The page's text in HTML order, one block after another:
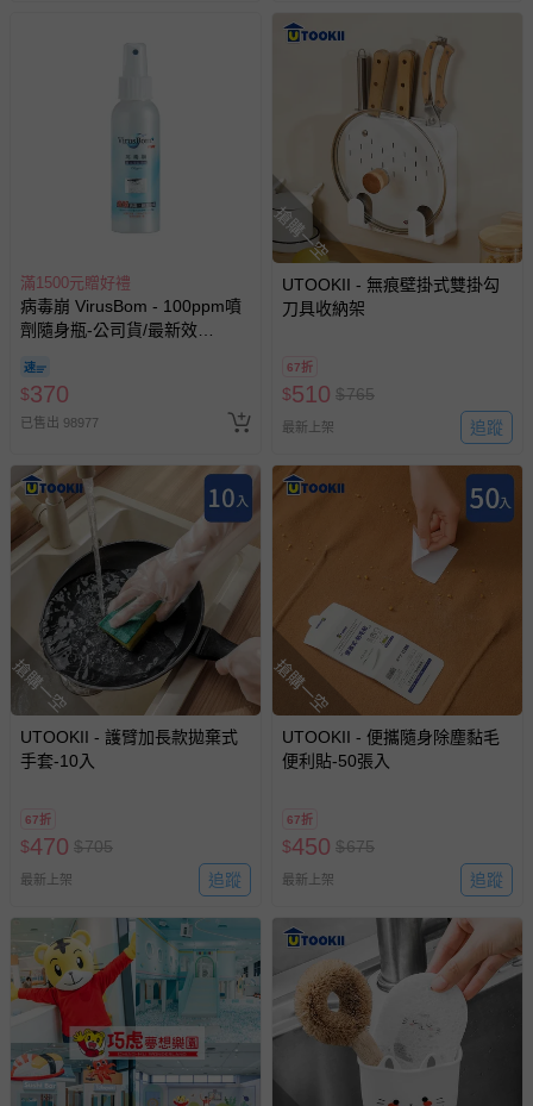
滿1500元贈好禮
病毒崩 VirusBom - 100ppm噴
劑隨身瓶-公司貨/最新效
$370
已售出 98977
搶購一空
UTOOKII - 無痕壁掛式雙掛勾
刀具收納架
67折
$510 $765
最新上架 追蹤
搶購一空
UTOOKII - 護臂加長款拋棄式
手套-10入
67折
$470 $705
最新上架 追蹤
搶購一空
UTOOKII - 便攜隨身除塵黏毛
便利貼-50張入
67折
$450 $675
最新上架 追蹤